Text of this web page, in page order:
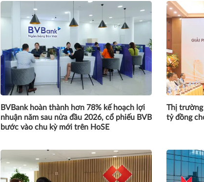
BVBank hoàn thành hơn 78% kế hoạch lợi
nhuận năm sau nửa đầu 2026, cổ phiếu BVB
bước vào chu kỳ mới trên HoSE
Thị trường
tỷ đồng